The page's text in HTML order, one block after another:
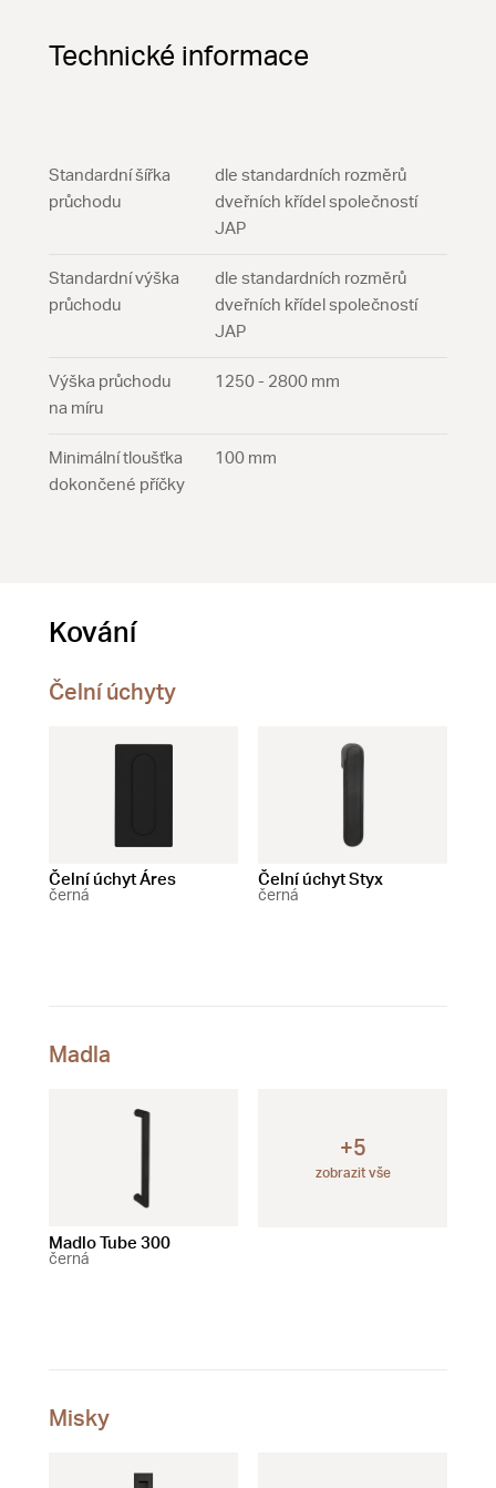
Technické informace
Standardní šířka
průchodu
dle standardních rozměrů
dveřních křídel společností
JAP
Standardní výška
průchodu
dle standardních rozměrů
dveřních křídel společností
JAP
Výška průchodu
na míru
1250 - 2800 mm
Minimální tloušťka
dokončené příčky
100 mm
Kování
Čelní úchyty
Čelní úchyt Áres
černá
Čelní úchyt Styx
černá
Madla
+5
zobrazit vše
Madlo Tube 300
černá
Misky